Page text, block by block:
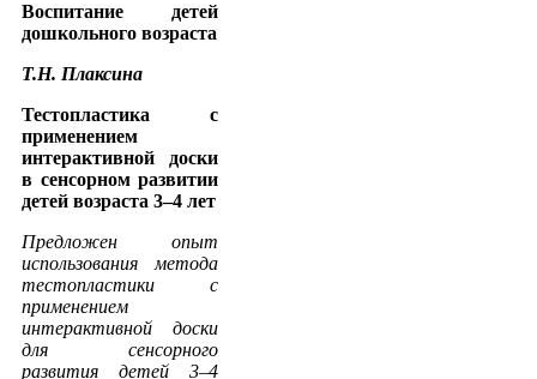
Воспитание детей
дошкольного возраста
Т.Н. Плаксина
Тестопластика с
применением
интерактивной доски
в сенсорном развитии
детей возраста 3–4 лет
Предложен опыт
использования метода
тестопластики с
применением
интерактивной доски
для сенсорного
развития детей 3–4